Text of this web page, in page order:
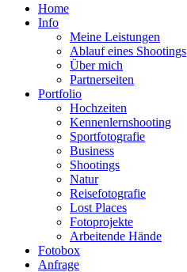
Home
Info
Meine Leistungen
Ablauf eines Shootings
Über mich
Partnerseiten
Portfolio
Hochzeiten
Kennenlernshooting
Sportfotografie
Business
Shootings
Natur
Reisefotografie
Lost Places
Fotoprojekte
Arbeitende Hände
Fotobox
Anfrage